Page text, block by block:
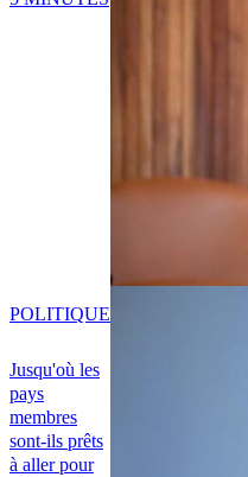
Jusqu'où les
pays
membres
sont-ils prêts
à aller pour
POLITIQUE